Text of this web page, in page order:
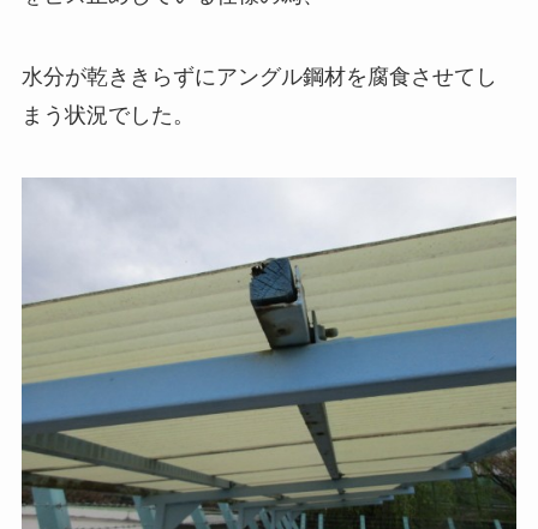
水分が乾ききらずにアングル鋼材を腐食させてし
まう状況でした。